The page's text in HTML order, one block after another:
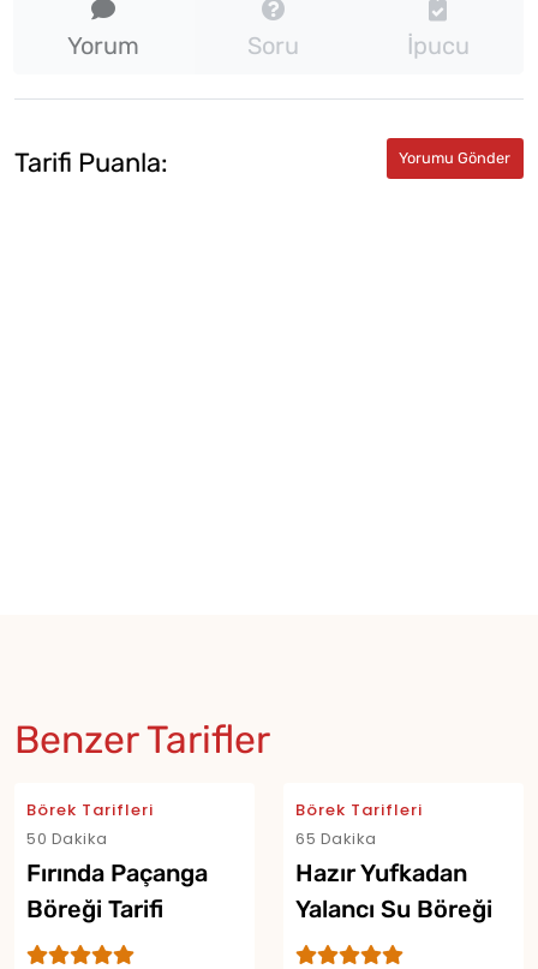
Yorum Soru İpucu
Tarifi Puanla:
Benzer Tarifler
Börek Tarifleri
50 Dakika
Fırında Paçanga
Böreği Tarifi
Börek Tarifleri
65 Dakika
Hazır Yufkadan
Yalancı Su Böreği
Tarifi